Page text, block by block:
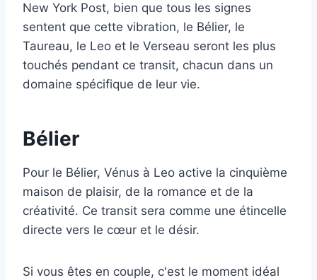
New York Post, bien que tous les signes
sentent que cette vibration, le Bélier, le
Taureau, le Leo et le Verseau seront les plus
touchés pendant ce transit, chacun dans un
domaine spécifique de leur vie.
Bélier
Pour le Bélier, Vénus à Leo active la cinquième
maison de plaisir, de la romance et de la
créativité. Ce transit sera comme une étincelle
directe vers le cœur et le désir.
Si vous êtes en couple, c'est le moment idéal